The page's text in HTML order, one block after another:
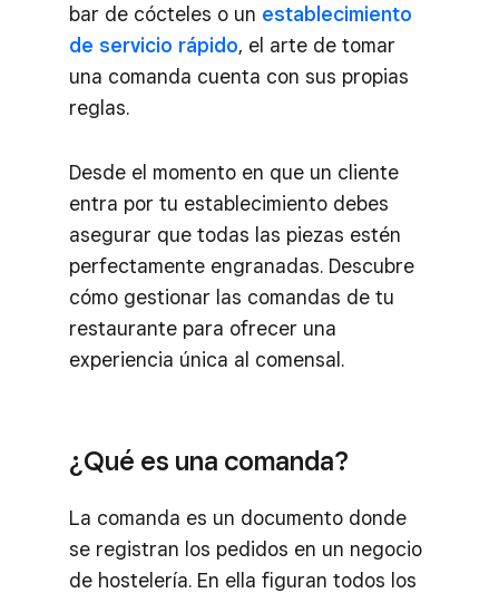
bar de cócteles o un establecimiento
de servicio rápido, el arte de tomar
una comanda cuenta con sus propias
reglas.
Desde el momento en que un cliente
entra por tu establecimiento debes
asegurar que todas las piezas estén
perfectamente engranadas. Descubre
cómo gestionar las comandas de tu
restaurante para ofrecer una
experiencia única al comensal.
¿Qué es una comanda?
La comanda es un documento donde
se registran los pedidos en un negocio
de hostelería. En ella figuran todos los